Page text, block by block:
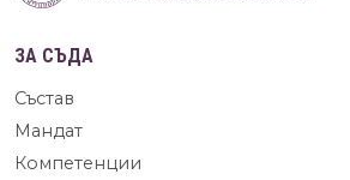
ЗА СЪДА
Състав
Мандат
Компетенции